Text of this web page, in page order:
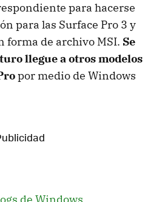
para hacerse
para las Surface Pro 3 y
forma de archivo MSI. Se
llegue a otros modelos
por medio de Windows